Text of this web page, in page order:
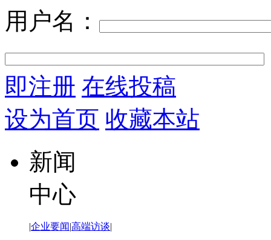
用户名：
即注册 在线投稿
设为首页 收藏本站
新闻
中心
|企业要闻|高端访谈|